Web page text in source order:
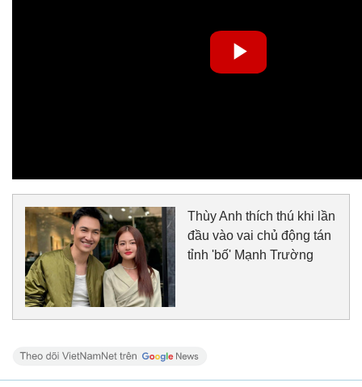
Thùy Anh thích thú khi lần
đầu vào vai chủ động tán
tỉnh 'bố' Mạnh Trường